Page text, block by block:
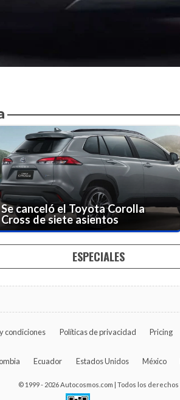
Se canceló el Toyota Corolla
Cross de siete asientos
ESPECIALES
condiciones Políticas de privacidad Pricing
Ecuador Estados Unidos México
© 1999 - 2026 Autocosmos.com | Todos los derechos